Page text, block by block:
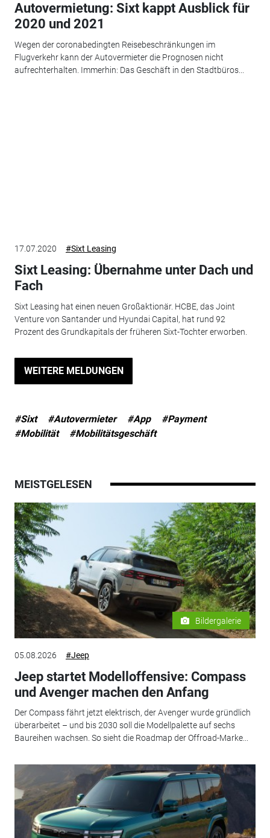
Autovermietung: Sixt kappt Ausblick für
2020 und 2021
Wegen der coronabedingten Reisebeschränkungen im
Flugverkehr kann der Autovermieter die Prognosen nicht
aufrechterhalten. Immerhin: Das Geschäft in den Stadtbüros...
17.07.2020 #Sixt Leasing
Sixt Leasing: Übernahme unter Dach und
Fach
Sixt Leasing hat einen neuen Großaktionär. HCBE, das Joint
Venture von Santander und Hyundai Capital, hat rund 92
Prozent des Grundkapitals der früheren Sixt-Tochter erworben.
WEITERE MELDUNGEN
#Sixt #Autovermieter #App
#Payment
#Mobilität
#Mobilitätsgeschäft
MEISTGELESEN
Bildergalerie
05.08.2026 #Jeep
Jeep startet Modelloffensive: Compass
und Avenger machen den Anfang
Der Compass fährt jetzt elektrisch, der Avenger wurde gründlich
überarbeitet – und bis 2030 soll die Modellpalette auf sechs
Baureihen wachsen. So sieht die Roadmap der Offroad-Marke...